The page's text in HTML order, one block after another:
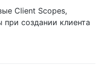
Client Scopes,
создании клиента